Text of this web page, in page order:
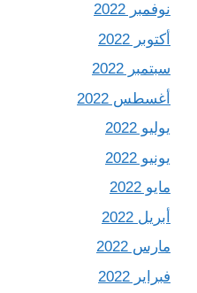
نوفمبر 2022
أكتوبر 2022
سبتمبر 2022
أغسطس 2022
يوليو 2022
يونيو 2022
مايو 2022
أبريل 2022
مارس 2022
فبراير 2022